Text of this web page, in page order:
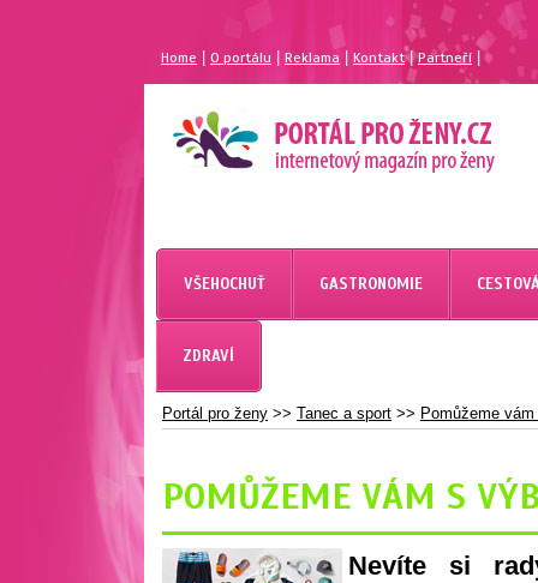
Home |O portálu Reklama Kontakt| Partneří
MAGAZÍN PRO ŽENY
PORTÁL PRO ŽENY.CZ
VŠEHOCHUŤ GASTRONOMIE
ZDRAVÍ
Portál pro ženy >> Tanec a sport >> Pomůžeme
POMŮŽEME VÁM S
Nevíte si